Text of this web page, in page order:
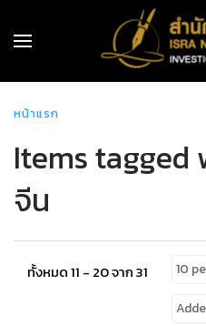
หน้าแรก
Items tagged
จีน
ทั้งหมด 11 - 20 จาก 31